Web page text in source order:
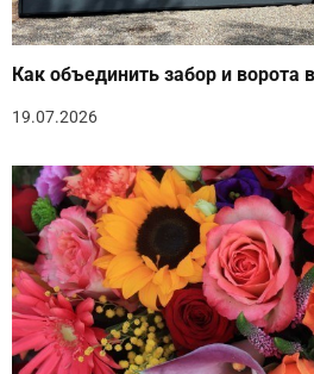
Как объединить забор и ворота
19.07.2026